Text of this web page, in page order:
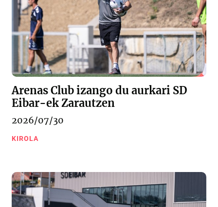
Arenas Club izango du aurkari SD
Eibar-ek Zarautzen
2026/07/30
KIROLA